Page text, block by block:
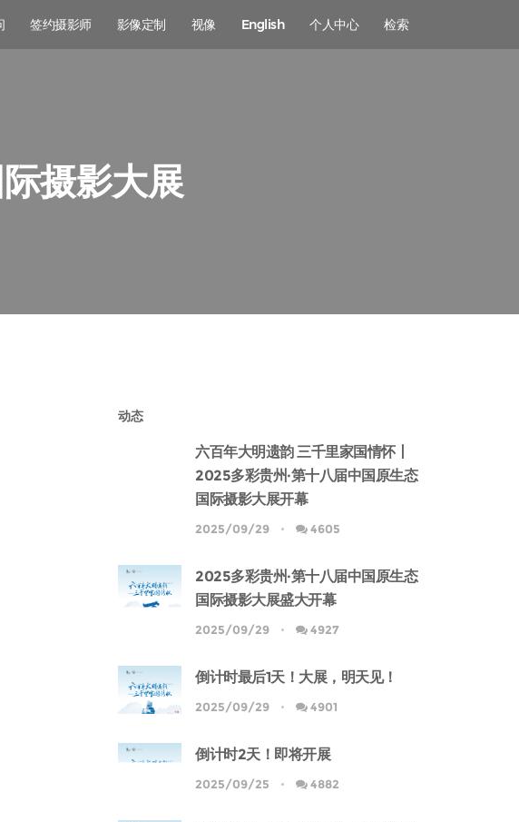
签约摄影师 影像定制 视像 English 个人中心 检索
摄影大展
动态
六百年大明遗韵 三千里家国情怀丨
2025多彩贵州·第十八届中国原生态
国际摄影大展开幕
2025/09/29 4605
2025多彩贵州·第十八届中国原生态
国际摄影大展盛大开幕
2025/09/29 4927
倒计时最后1天！大展，明天见！
2025/09/29 4901
倒计时2天！即将开展
2025/09/25 4882